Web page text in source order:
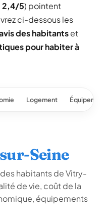
2,4/5) pointent
ci-dessous les
des habitantset
pour habiter à
Logement
Seine
habitants de Vitry-
de vie, coût de la
équipements